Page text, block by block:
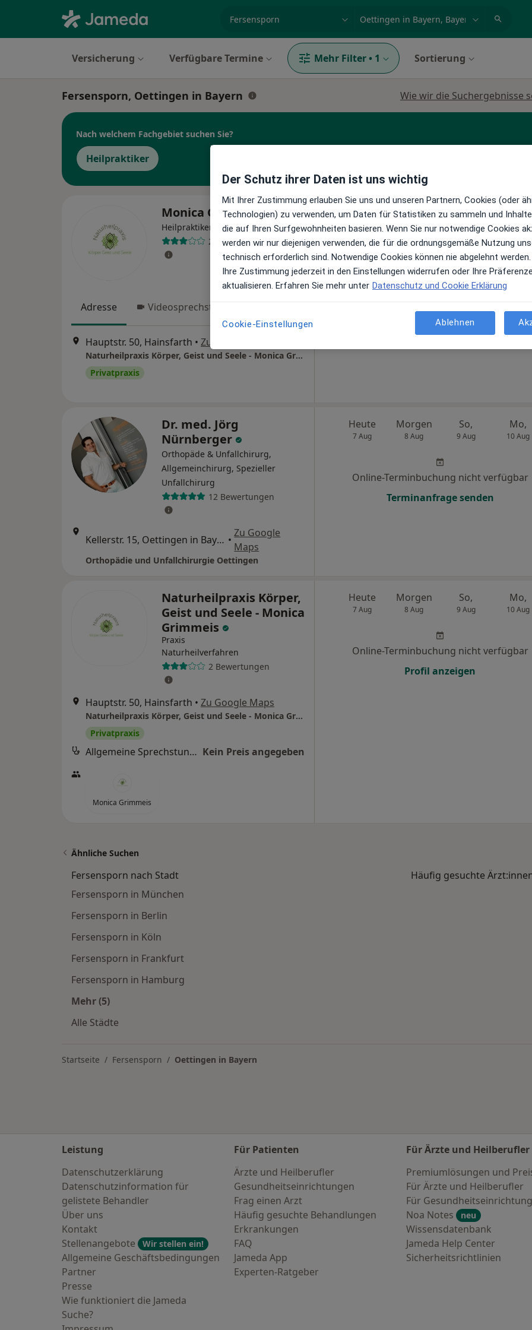
Versicherung Verfügbare Termine Mehr Filter • 1 Sortierung
Fersensporn, Oettingen in Bayern Wie wir die Suchergebnisse
Nach welchem Fachgebiet suchen Sie?
Heilpraktiker
Monica Grimmeis
Heilpraktikerin
2 Bewertungen
Adresse Videosprechstunde
Hauptstr. 50, Hainsfarth • Zu Google Maps
Naturheilpraxis Körper, Geist und Seele - Monica Grimmeis
Privatpraxis
Heute
7 Aug
Morgen
8 Aug
So,
9 Aug
Mo,
10 Aug
Online-Terminbuchung nicht verfügbar
Terminanfrage senden
Dr. med. Jörg
Nürnberger
Orthopäde & Unfallchirurg,
Allgemeinchirurg, Spezieller
Unfallchirurg
12 Bewertungen
Kellerstr. 15, Oettingen in Bayern •
Zu Google
Maps
Orthopädie und Unfallchirurgie Oettingen
Heute
7 Aug
Morgen
8 Aug
So,
9 Aug
Mo,
10 Aug
Online-Terminbuchung nicht verfügbar
Terminanfrage senden
Naturheilpraxis Körper,
Geist und Seele - Monica
Grimmeis
Praxis
Naturheilverfahren
2 Bewertungen
Hauptstr. 50, Hainsfarth • Zu Google Maps
Naturheilpraxis Körper, Geist und Seele - Monica Grimmeis
Privatpraxis
Allgemeine Sprechstunde Kein Preis angegeben
Monica Grimmeis
Heute
7 Aug
Morgen
8 Aug
So,
9 Aug
Mo,
10 Aug
Online-Terminbuchung nicht verfügbar
Profil anzeigen
Ähnliche Suchen
Fersensporn nach Stadt
Fersensporn in München
Fersensporn in Berlin
Fersensporn in Köln
Fersensporn in Frankfurt
Fersensporn in Hamburg
Mehr (5)
Alle Städte
Häufig gesuchte
Startseite Fersensporn Oettingen in Bayern
Leistung
Datenschutzerklärung
Datenschutzinformation für
gelistete Behandler
Über uns
Kontakt
Stellenangebote
Wir stellen ein!
Allgemeine Geschäftsbedingungen
Partner
Presse
Wie funktioniert die Jameda
Suche?
Für Patienten
Ärzte und Heilberufler
Gesundheitseinrichtungen
Frag einen Arzt
Häufig gesuchte Behandlungen
Erkrankungen
FAQ
Jameda App
Experten-Ratgeber
Für Ärzte und Heilberufler
Premiumlösungen und
Für Ärzte und Heilberufler
Für
Noa Notes
neu
Wissensdatenbank
Jameda Help Center
Sicherheitsrichtlinien
Der Schutz ihrer Daten ist uns wichtig
Mit Ihrer Zustimmung erlauben Sie uns und unseren Partnern, Cookies (oder
Technologien) zu verwenden, um Daten für Statistiken zu sammeln und
die auf Ihren Surfgewohnheiten basieren. Wenn Sie nur notwendige Cookies
werden wir nur diejenigen verwenden, die für die ordnungsgemäße Nutzung
technisch erforderlich sind. Notwendige Cookies können nie abgelehnt
Ihre Zustimmung jederzeit in den Einstellungen widerrufen oder Ihre
aktualisieren. Erfahren Sie mehr unter Datenschutz und Cookie Erklärung
Cookie-Einstellungen Ablehnen